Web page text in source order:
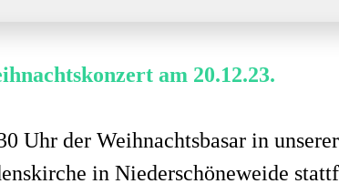
am 20.12.23.
Uhr der Weihnachtsbasar in
in Niederschöneweide